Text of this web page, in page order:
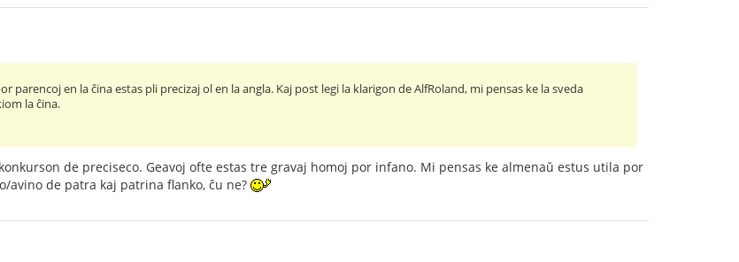
parencoj en la ĉina estas pli precizaj ol en la angla. Kaj post legi la klarigon de AlfRoland, mi pensas ke la sveda
la ĉina.
de preciseco. Geavoj ofte estas tre gravaj homoj por infano. Mi pensas ke almenaŭ estus utila por
avino de patra kaj patrina flanko, ĉu ne?